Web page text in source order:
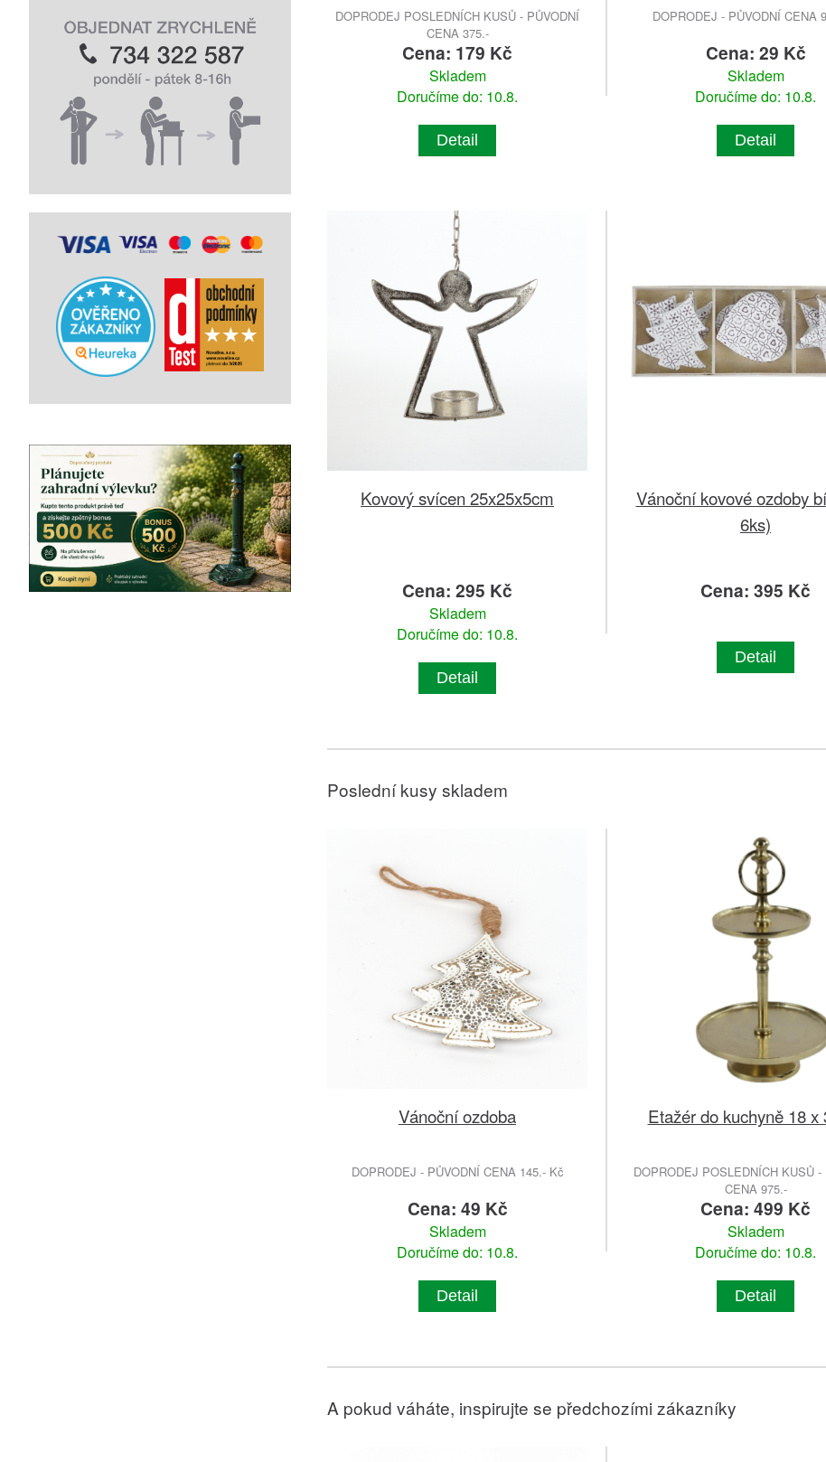
DOPRODEJ POSLEDNÍCH KUSŮ - PŮVODNÍ
CENA 375.-
Cena: 179 Kč
Skladem
Doručíme do: 10.8.
Detail
DOPRODEJ - PŮVODNÍ CENA
Cena: 29 Kč
Skladem
Doručíme do: 10.8.
Detail
Kovový svícen 25x25x5cm
Cena: 295 Kč
Skladem
Doručíme do: 10.8.
Detail
Vánoční kovové ozdoby
6ks)
Cena: 395 Kč
Detail
Poslední kusy skladem
Vánoční ozdoba
DOPRODEJ - PŮVODNÍ CENA 145.- Kč
Cena: 49 Kč
Skladem
Doručíme do: 10.8.
Detail
Etažér do kuchyně 18 x
DOPRODEJ POSLEDNÍCH KUSŮ -
CENA 975.-
Cena: 499 Kč
Skladem
Doručíme do: 10.8.
Detail
A pokud váháte, inspirujte se předchozími zákazníky